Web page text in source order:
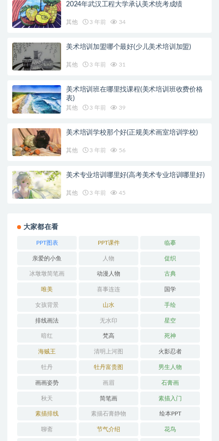
2024年武汉工程大学承认美术统考成绩
其他 3 年前 34
美术培训加盟哪个最好(少儿美术培训加盟)
其他 3 年前 31
美术培训班在哪里找课程(美术培训班收费价格
表)
其他 3 年前 39
美术培训学校那个好(正规美术画室培训学校)
其他 3 年前 56
美术专业培训哪里好(高考美术专业培训哪里好)
其他 3 年前 45
大家都在看
PPT图表 PPT课件 临摹
亲爱的小鱼 人物 促织
冰墩墩简笔画 动漫人物 古典
唯美 喜事连连 国学
女孩背景 山水 手绘
排线画法 无水印 星空
暗红 梵高 死神
海贼王 清明上河图 火影忍者
牡丹 牡丹富贵图 男生人物
画画姿势 画眉 石膏画
秋天 简笔画 素描入门
素描排线 素描石膏静物 绘本PPT
聊斋 节气介绍 花鸟